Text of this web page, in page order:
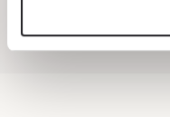
information från din
annons- och